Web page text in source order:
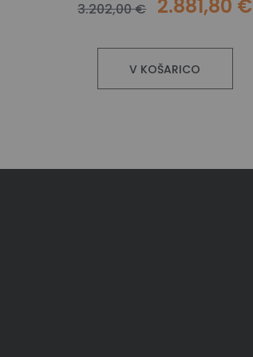
3.202,00 € 2.881,80 €
V KOŠARICO